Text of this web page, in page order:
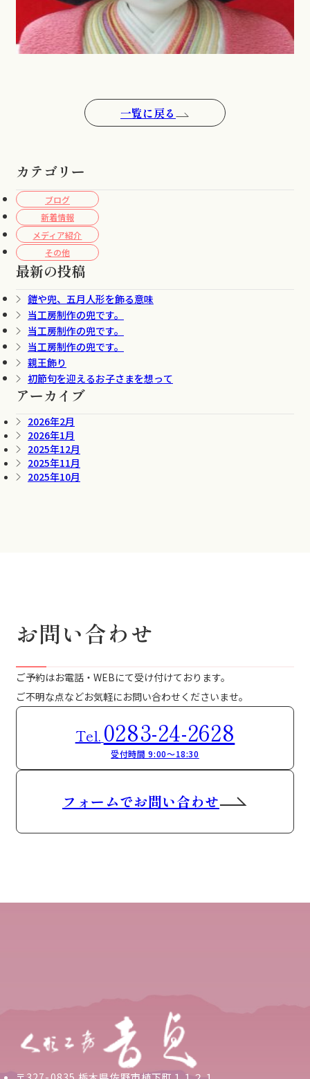
カテゴリー
ブログ
新着情報
メディア紹介
その他
最新の投稿
鎧や兜、五月人形を飾る意味
当工房制作の兜です。
当工房制作の兜です。
当工房制作の兜です。
親王飾り
初節句を迎えるお子さまを想って
アーカイブ
2026年2月
2026年1月
2025年12月
2025年11月
2025年10月
一覧に戻る
お問い合わせ
ご予約はお電話・WEBにて受け付けております。
ご不明な点などお気軽にお問い合わせくださいませ。
Tel. 0283-24-2628
受付時間 9:00～18:30
フォームでお問い合わせ